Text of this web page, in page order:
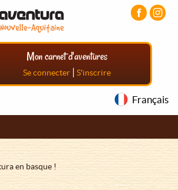
Mon carnet d'aventures
Se connecter | S'inscrire
Français
en basque !